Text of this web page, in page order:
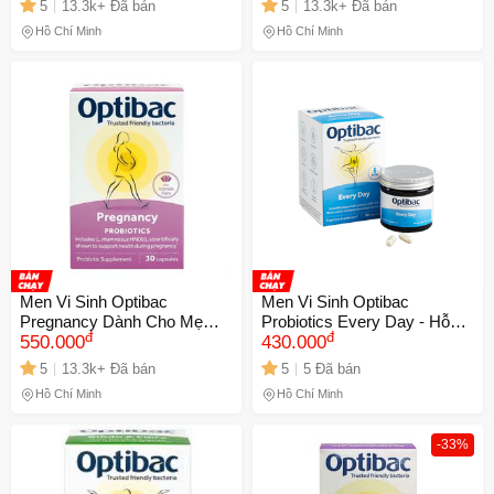
5 13.3k+ Đã bán
Hồ Chí Minh
5 13.3k+ Đã bán
Hồ Chí Minh
Men Vi Sinh Optibac
Pregnancy Dành Cho Mẹ
Bầu & Con Bú - Hỗ Trợ Tiêu
Hóa & Miễn Dịch, Hộp 30
Viên Hữu Ích cho Bà Mẹ
Mang Thai
550.000đ
5
13.3k+ Đã bán
Hồ Chí Minh
Men Vi Sinh Optibac
Probiotics Every Day - Hỗ
Trợ Tiêu Hóa, Tăng Đề
Kháng, Hộp 30 Viên, Giải
Pháp Chăm Sóc Sức Khỏe
Tối Ưu
430.000đ
5
5 Đã bán
Hồ Chí Minh
-33%